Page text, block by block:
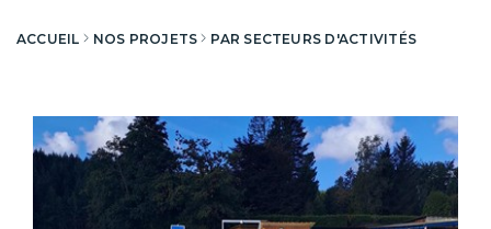
ACCUEIL NOS PROJETS PAR SECTEURS D'ACTIVITÉS